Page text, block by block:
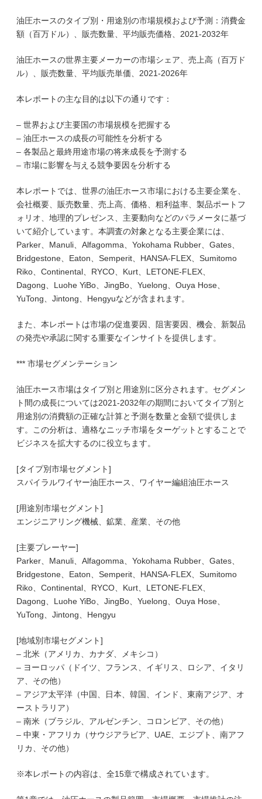
油圧ホースのタイプ別・用途別の市場規模および予測：消費金
額（百万ドル）、販売数量、平均販売価格、2021-2032年
油圧ホースの世界主要メーカーの市場シェア、売上高（百万ド
ル）、販売数量、平均販売単価、2021-2026年
本レポートの主な目的は以下の通りです：
– 世界および主要国の市場規模を把握する
– 油圧ホースの成長の可能性を分析する
– 各製品と最終用途市場の将来成長を予測する
– 市場に影響を与える競争要因を分析する
本レポートでは、世界の油圧ホース市場における主要企業を、
会社概要、販売数量、売上高、価格、粗利益率、製品ポートフ
ォリオ、地理的プレゼンス、主要動向などのパラメータに基づ
いて紹介しています。本調査の対象となる主要企業には、
Parker、Manuli、Alfagomma、Yokohama Rubber、Gates、
Bridgestone、Eaton、Semperit、HANSA-FLEX、Sumitomo
Riko、Continental、RYCO、Kurt、LETONE-FLEX、
Dagong、Luohe YiBo、JingBo、Yuelong、Ouya Hose、
YuTong、Jintong、Hengyuなどが含まれます。
また、本レポートは市場の促進要因、阻害要因、機会、新製品
の発売や承認に関する重要なインサイトを提供します。
*** 市場セグメンテーション
油圧ホース市場はタイプ別と用途別に区分されます。セグメン
ト間の成長については2021-2032年の期間においてタイプ別と
用途別の消費額の正確な計算と予測を数量と金額で提供しま
す。この分析は、適格なニッチ市場をターゲットとすることで
ビジネスを拡大するのに役立ちます。
[タイプ別市場セグメント]
スパイラルワイヤー油圧ホース、ワイヤー編組油圧ホース
[用途別市場セグメント]
エンジニアリング機械、鉱業、産業、その他
[主要プレーヤー]
Parker、Manuli、Alfagomma、Yokohama Rubber、Gates、
Bridgestone、Eaton、Semperit、HANSA-FLEX、Sumitomo
Riko、Continental、RYCO、Kurt、LETONE-FLEX、
Dagong、Luohe YiBo、JingBo、Yuelong、Ouya Hose、
YuTong、Jintong、Hengyu
[地域別市場セグメント]
– 北米（アメリカ、カナダ、メキシコ）
– ヨーロッパ（ドイツ、フランス、イギリス、ロシア、イタリ
ア、その他）
– アジア太平洋（中国、日本、韓国、インド、東南アジア、オ
ーストラリア）
– 南米（ブラジル、アルゼンチン、コロンビア、その他）
– 中東・アフリカ（サウジアラビア、UAE、エジプト、南アフ
リカ、その他）
※本レポートの内容は、全15章で構成されています。